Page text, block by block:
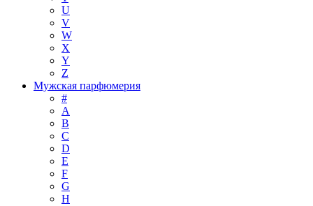
U
V
W
X
Y
Z
Мужская парфюмерия
#
A
B
C
D
E
F
G
H